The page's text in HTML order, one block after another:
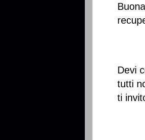
Devi
tutti
ti